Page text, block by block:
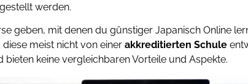
werden.
geben, mit denen du günstiger Japanisch Online
diese meist nicht von einerakkreditierten Schule
bieten keine vergleichbaren Vorteile und Aspekte.